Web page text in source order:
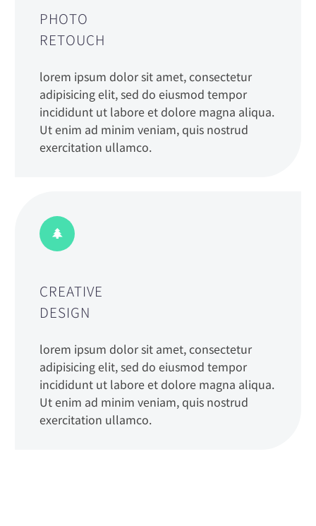
PHOTO
RETOUCH
lorem ipsum dolor sit amet, consectetur
adipisicing elit, sed do eiusmod tempor
incididunt ut labore et dolore magna aliqua.
Ut enim ad minim veniam, quis nostrud
exercitation ullamco.
CREATIVE
DESIGN
lorem ipsum dolor sit amet, consectetur
adipisicing elit, sed do eiusmod tempor
incididunt ut labore et dolore magna aliqua.
Ut enim ad minim veniam, quis nostrud
exercitation ullamco.